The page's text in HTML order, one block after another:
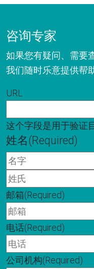
咨询专家
如果您有疑问、需要
我们随时乐意提供帮
URL
这个字段是用于验证
姓名(Required)
邮箱(Required)
电话(Required)
公司机构(Required)